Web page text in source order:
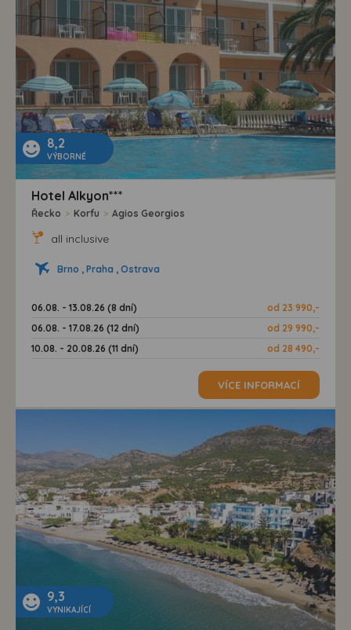
8,2
VÝBORNÉ
Hotel Alkyon***
Řecko > Korfu > Agios Georgios
all inclusive
Brno , Praha , Ostrava
06.08. - 13.08.26 (8 dní)
od 23 990,-
06.08. - 17.08.26 (12 dní)
od 29 990,-
10.08. - 20.08.26 (11 dní)
od 28 490,-
VÍCE INFORMACÍ
9,3
VYNIKAJÍCÍ